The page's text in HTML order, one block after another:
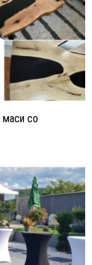
маси со